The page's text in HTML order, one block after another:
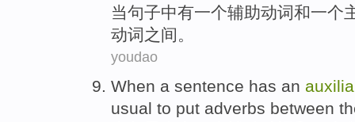
当句子中有一个辅助动词和一个
动词 之间 。
youdao
When a sentence has an
usual to put adverbs between